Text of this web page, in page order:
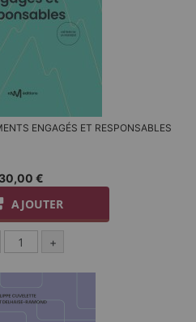
ENGAGÉS ET RESPONSABLES
30,00 €
AJOUTER
+